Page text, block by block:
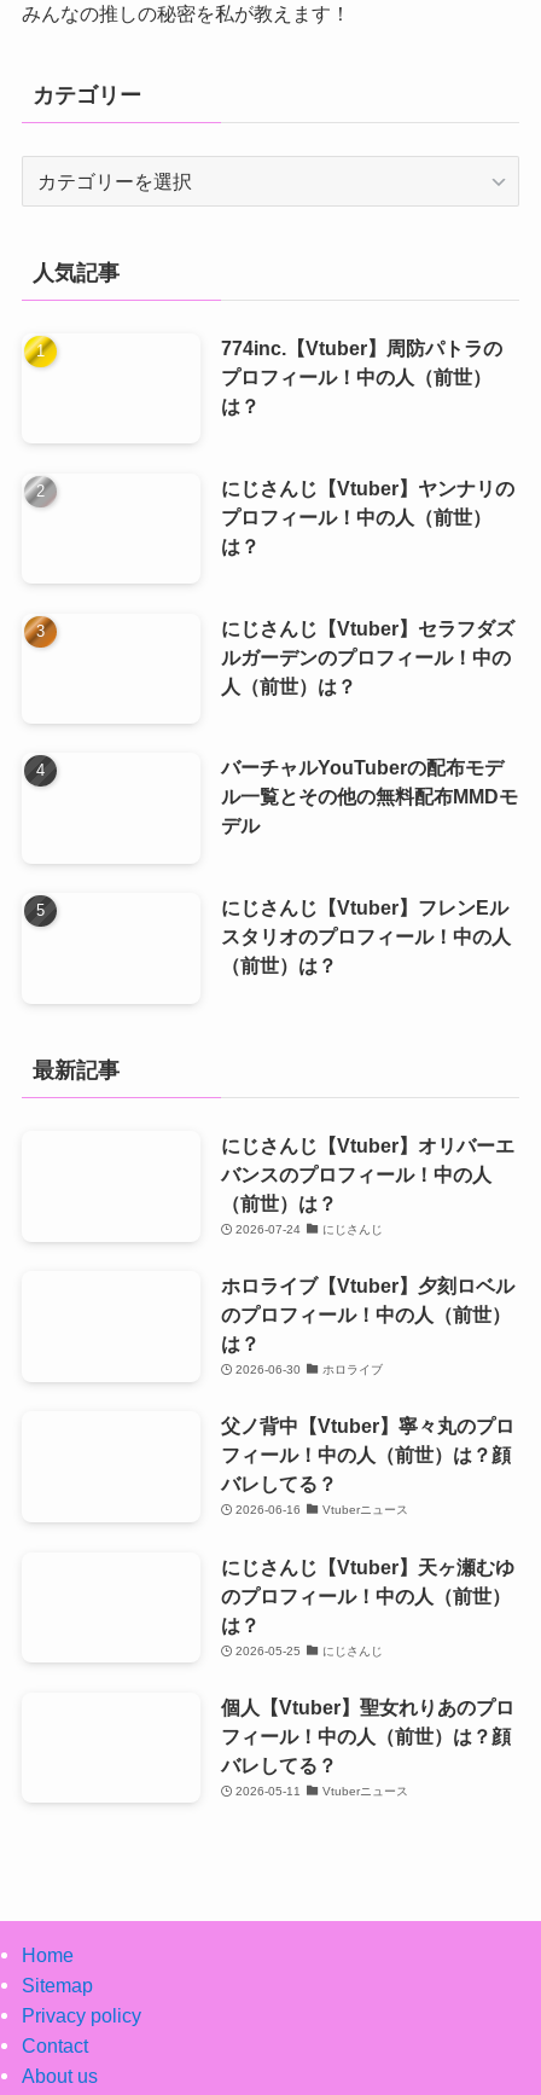
みんなの推しの秘密を私が教えます！
カテゴリー
ー
人気記事
774inc.【Vtuber】周防パトラの
プロフィール！中の人（前世）
は？
にじさんじ【Vtuber】ヤンナリの
プロフィール！中の人（前世）
は？
にじさんじ【Vtuber】セラフダズ
ルガーデンのプロフィール！中の
人（前世）は？
バーチャルYouTuberの配布モデ
ル一覧とその他の無料配布MMDモ
デル
にじさんじ【Vtuber】フレンEル
スタリオのプロフィール！中の人
（前世）は？
最新記事
にじさんじ【Vtuber】オリバーエ
バンスのプロフィール！中の人
（前世）は？
2026-07-24 にじさんじ
ホロライブ【Vtuber】夕刻ロベル
のプロフィール！中の人（前世）
は？
2026-06-30 ホロライブ
父ノ背中【Vtuber】寧々丸のプロ
フィール！中の人（前世）は？顔
バレしてる？
2026-06-16 Vtuberニュース
にじさんじ【Vtuber】天ヶ瀬むゆ
のプロフィール！中の人（前世）
は？
2026-05-25 にじさんじ
個人【Vtuber】聖女れりあのプロ
フィール！中の人（前世）は？顔
バレしてる？
2026-05-11 Vtuberニュース
Home
Sitemap
Privacy policy
Contact
About us